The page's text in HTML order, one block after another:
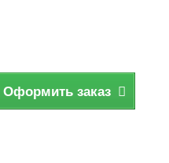
Оформить заказ